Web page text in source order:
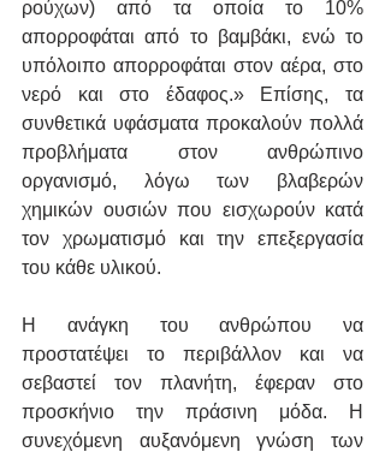
ρούχων) από τα οποία το 10%
απορροφάται από το βαμβάκι, ενώ το
υπόλοιπο απορροφάται στον αέρα, στο
νερό και στο έδαφος.» Επίσης, τα
συνθετικά υφάσματα προκαλούν πολλά
προβλήματα στον ανθρώπινο
οργανισμό, λόγω των βλαβερών
χημικών ουσιών που εισχωρούν κατά
τον χρωματισμό και την επεξεργασία
του κάθε υλικού.
Η ανάγκη του ανθρώπου να
προστατέψει το περιβάλλον και να
σεβαστεί τον πλανήτη, έφεραν στο
προσκήνιο την πράσινη μόδα. Η
συνεχόμενη αυξανόμενη γνώση των